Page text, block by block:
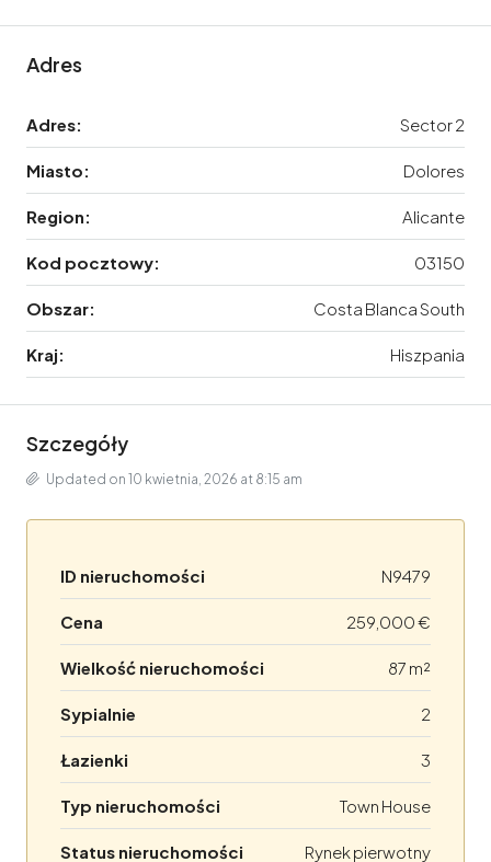
Adres
Adres: Sector 2
Miasto: Dolores
Region: Alicante
Kod pocztowy: 03150
Obszar: Costa Blanca South
Kraj: Hiszpania
Szczegóły
Updated on 10 kwietnia, 2026 at 8:15 am
ID nieruchomości N9479
Cena 259,000 €
Wielkość nieruchomości 87 m²
Sypialnie 2
Łazienki 3
Typ nieruchomości Town House
Status nieruchomości Rynek pierwotny